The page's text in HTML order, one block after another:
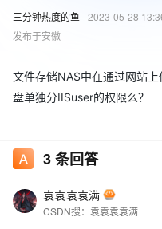
三分钟热度的鱼 2023-05-28
发布于安徽
文件存储NAS中在通过网站
盘单独分IISuser的权限么？
3条回答
袁袁袁袁满
CSDN搜：袁袁袁袁满